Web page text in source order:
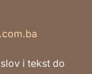
i tekst do